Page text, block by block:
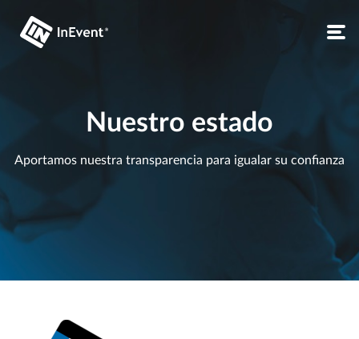
Nuestro estado
Aportamos nuestra transparencia para igualar su confianza